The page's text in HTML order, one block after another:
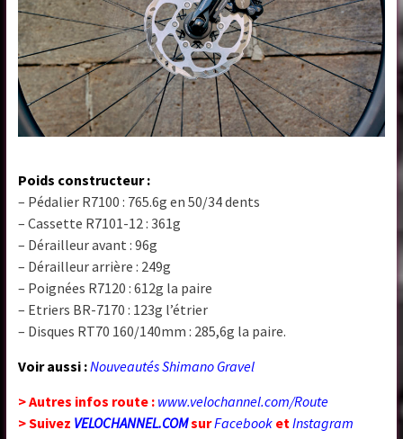
Poids constructeur :
– Pédalier R7100 : 765.6g en 50/34 dents
– Cassette R7101-12 : 361g
– Dérailleur avant : 96g
– Dérailleur arrière : 249g
– Poignées R7120 : 612g la paire
– Etriers BR-7170 : 123g l’étrier
– Disques RT70 160/140mm : 285,6g la paire.
Voir aussi :Nouveautés Shimano Gravel
> Autres infos route : www.velochannel.com/Route
> Suivez VELOCHANNEL.COMsurFacebook etInstagram